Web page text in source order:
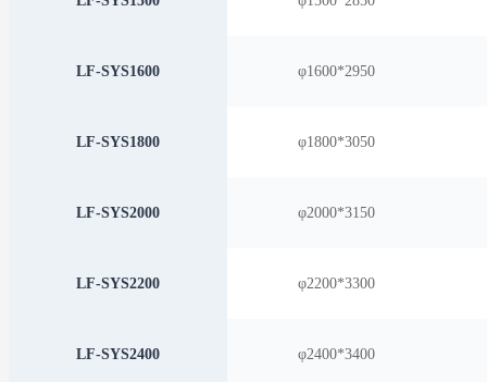
LF-SYS1600 φ1600*2950
LF-SYS1800 φ1800*3050
LF-SYS2000 φ2000*3150
LF-SYS2200 φ2200*3300
LF-SYS2400 φ2400*3400